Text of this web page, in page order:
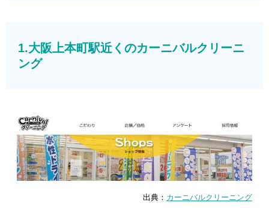
1.大阪上本町駅近くのカーニバルクリーニ
ング
出典： カーニバルクリーニング